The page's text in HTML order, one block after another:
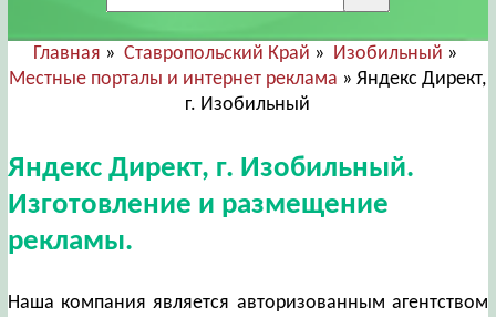
Главная »Ставропольский Край » Изобильный »
Местные порталы и интернет реклама » Яндекс Директ,
г. Изобильный
Яндекс Директ, г. Изобильный.
Изготовление и размещение
рекламы.
Наша компания является авторизованным агентством